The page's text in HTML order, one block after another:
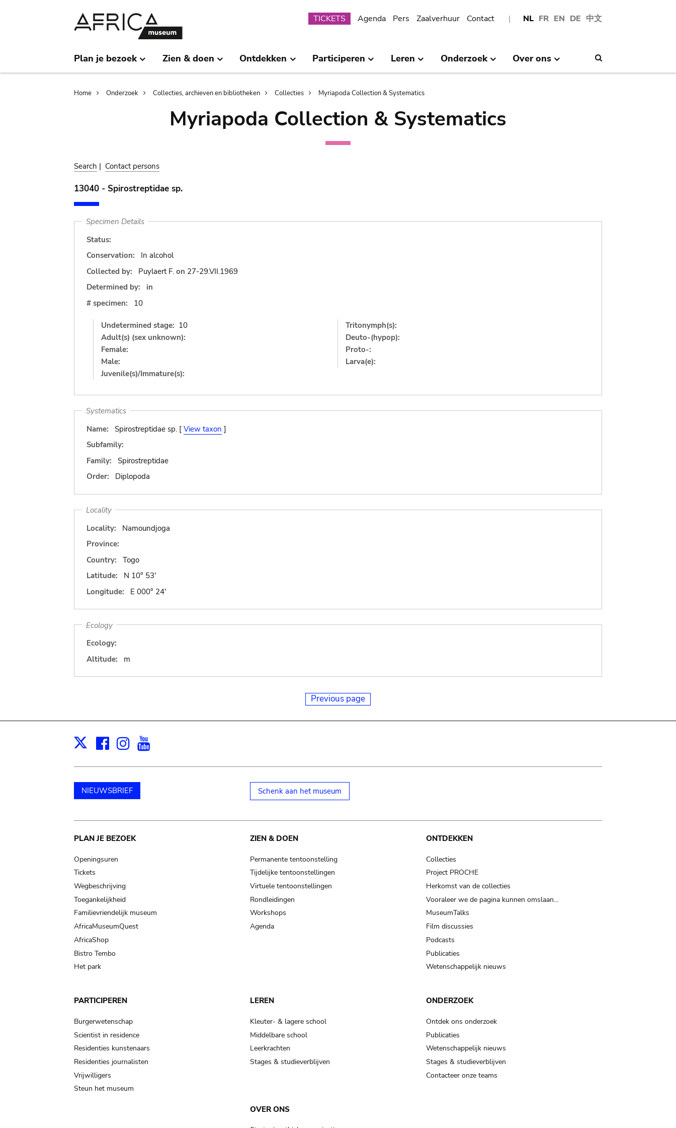
NL FR EN DE 中文
Submenu
TICKETS Agenda Pers Zaalverhuur Contact
Plan je bezoek Zien & doen Ontdekken Participeren Leren Onderzoek Over ons
Breadcrumb
Home Onderzoek Collecties, archieven en bibliotheken Collecties Myriapoda Collection & Systematics
Myriapoda Collection & Systematics
Search | Contact persons
13040 - Spirostreptidae sp.
Specimen Details
Status:
Conservation:
In alcohol
Collected by:
Puylaert F. on 27-29.VII.1969
Determined by:
in
# specimen:
10
Undetermined stage: 10
Adult(s) (sex unknown):
Female:
Male:
Juvenile(s)/Immature(s):
Tritonymph(s):
Deuto-(hypop):
Proto-:
Larva(e):
Systematics
Name:
Spirostreptidae sp. [ View taxon ]
Subfamily:
Family:
Spirostreptidae
Order:
Diplopoda
Locality
Locality:
Namoundjoga
Province:
Country:
Togo
Latitude:
N 10° 53'
Longitude:
E 000° 24'
Ecology
Ecology:
Altitude:
m
Previous page
X Facebook
Instagram
NIEUWSBRIEF Schenk aan het museum
Main
navigation
PLAN JE BEZOEK
Openingsuren
Tickets
Wegbeschrijving
Toegankelijkheid
Familievriendelijk museum
AfricaMuseumQuest
AfricaShop
Bistro Tembo
Het park
ZIEN & DOEN
Permanente tentoonstelling
Tijdelijke tentoonstellingen
Virtuele tentoonstellingen
Rondleidingen
Workshops
Agenda
ONTDEKKEN
Collecties
Project PROCHE
Herkomst van de collecties
Vooraleer we de pagina kunnen omslaan…
MuseumTalks
Film discussies
Podcasts
Publicaties
Wetenschappelijk nieuws
PARTICIPEREN
Burgerwetenschap
Scientist in residence
Residenties kunstenaars
Residenties journalisten
Vrijwilligers
Steun het museum
LEREN
Kleuter- & lagere school
Middelbare school
Leerkrachten
Stages & studieverblijven
ONDERZOEK
Ontdek ons onderzoek
Publicaties
Wetenschappelijk nieuws
Stages & studieverblijven
Contacteer onze teams
OVER ONS